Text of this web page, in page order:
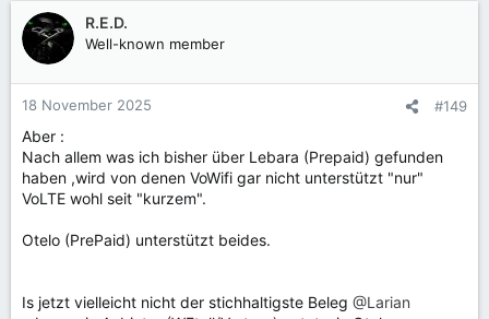
R.E.D.
Well-known member
18 November 2025 #149
Aber :
Nach allem was ich bisher über Lebara (Prepaid) gefunden
haben ,wird von denen VoWifi gar nicht unterstützt "nur"
VoLTE wohl seit "kurzem".
Otelo (PrePaid) unterstützt beides.
Is jetzt vielleicht nicht der stichhaltigste Beleg @Larian